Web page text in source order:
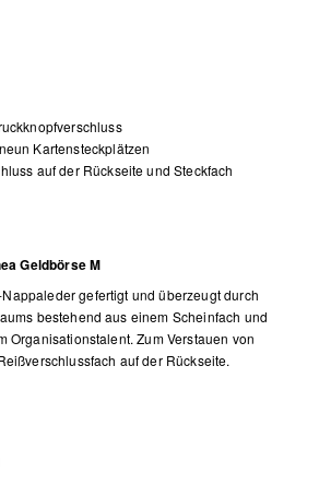
Kartensteckplätzen
auf der Rückseite und Steckfach
Geldbörse M
gefertigt und überzeugt durch
bestehend aus einem Scheinfach und
Organisationstalent. Zum Verstauen von
auf der Rückseite.